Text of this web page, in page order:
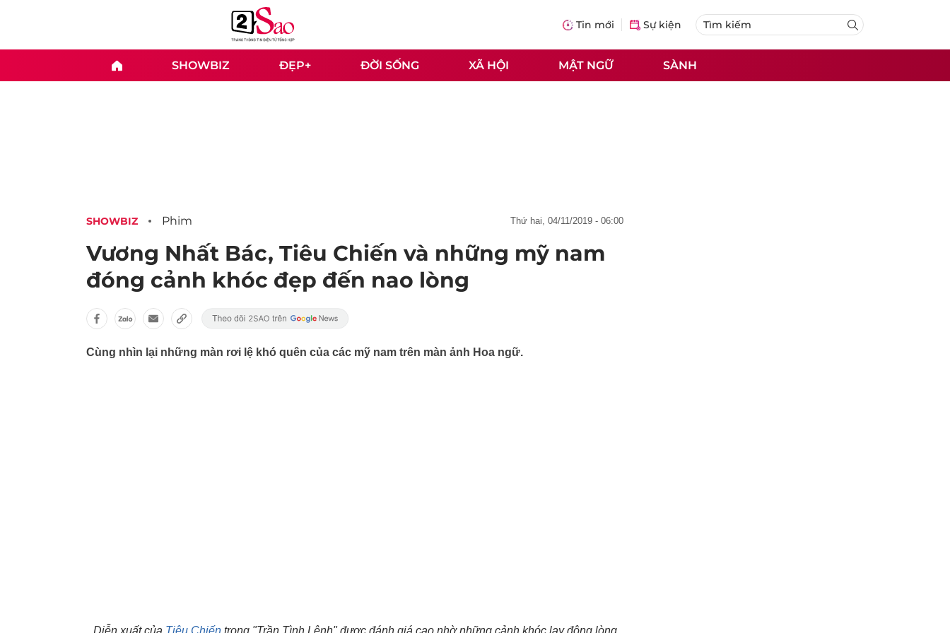
Tin mới Sự kiện
SHOWBIZ ĐẸP+ ĐỜI SỐNG XÃ HỘI MẬT NGỮ SÀNH
SHOWBIZ Phim thứ hai, 04/11/2019 - 06:00
Vương Nhất Bác, Tiêu Chiến và những mỹ nam
đóng cảnh khóc đẹp đến nao lòng
Cùng nhìn lại những màn rơi lệ khó quên của các mỹ nam trên màn ảnh Hoa ngữ.
Diễn xuất của Tiêu Chiếntrong "Trần Tình Lệnh" được đánh giá cao nhờ những cảnh khóc lay động lòng